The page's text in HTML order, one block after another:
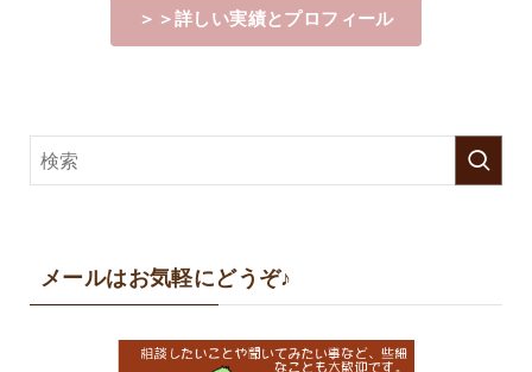
＞＞詳しい実績とプロフィール
メールはお気軽にどうぞ♪